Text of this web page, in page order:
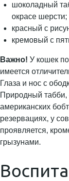
шоколадный
окрасе шерсти;
красный с
кремовый с
Важно! У кошек
имеется
Глаза и нос с
Природный табби,
американских
резервациях, у
проявляется,
грызунами.